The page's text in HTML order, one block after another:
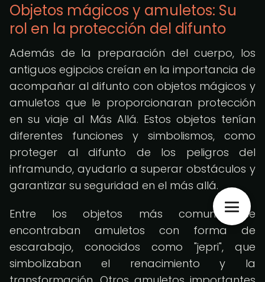
Objetos mágicos y amuletos: Su
rol en la protección del difunto
Además de la preparación del cuerpo, los
antiguos egipcios creían en la importancia de
acompañar al difunto con objetos mágicos y
amuletos que le proporcionaran protección
en su viaje al Más Allá. Estos objetos tenían
diferentes funciones y simbolismos, como
proteger al difunto de los peligros del
inframundo, ayudarlo a superar obstáculos y
garantizar su seguridad en el más allá.
Entre los objetos más comunes se
encontraban amuletos con forma de
escarabajo, conocidos como "jepri", que
simbolizaban el renacimiento y la